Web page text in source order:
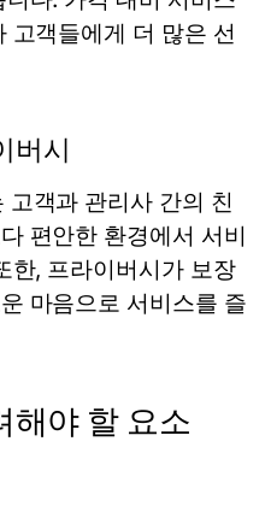
고객들에게 더 많은 선
버시
고객과 관리사 간의 친
편안한 환경에서 서비
한, 프라이버시가 보장
마음으로 서비스를 즐
해야 할 요소